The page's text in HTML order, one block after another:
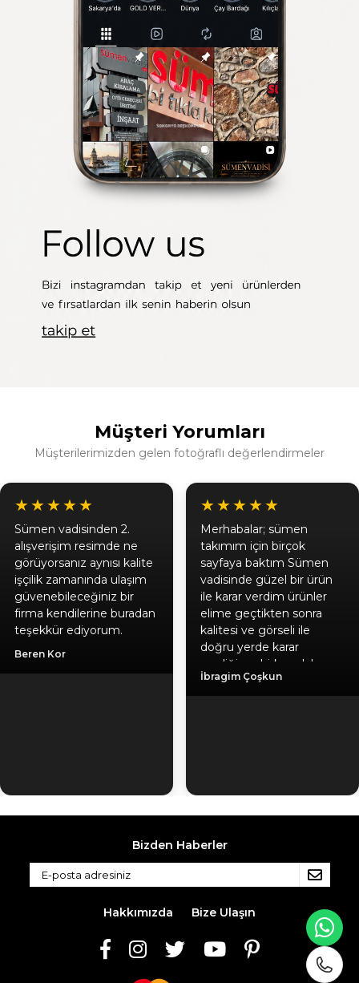
Müşteri Yorumları
Müşterilerimizden gelen fotoğraflı değerlendirmeler
★★★★★
Sümen vadisinden 2.
alışverişim resimde ne
görüyorsanız aynısı kalite
işçilik zamanında ulaşım
güvenebileceğiniz bir
firma kendilerine buradan
teşekkür ediyorum.
Beren Kor
★★★★★
Merhabalar; sümen
takımım için birçok
sayfaya baktım Sümen
vadisinde güzel bir ürün
ile karar verdim ürünler
elime geçtikten sonra
kalitesi ve görseli ile
doğru yerde karar
verdiğime birkez daha
emin oldum, hediyeniz
için ayrıca teşekkür
İbragim Çoşkun
Bizden Haberler
Hakkımızda Bize Ulaşın